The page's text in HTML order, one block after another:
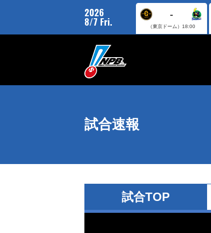
2026
8/7 Fri.
-
（東京ドーム） 18:00
試合速報
試合TOP